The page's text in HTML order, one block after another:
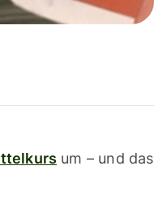
um – und das